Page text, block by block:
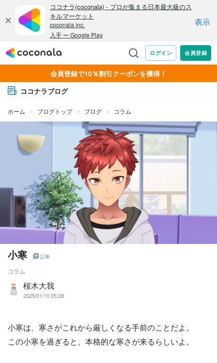
会員登録で10％割引クーポンを獲得！
ココナラブログ
ホーム ブログトップ ブログ コラム
小寒 記事
コラム
桜木大我
2025/01/10 05:28
小寒は、寒さがこれから厳しくなる手前のことだよ。
この小寒を過ぎると、本格的な寒さが来るらしいよ。